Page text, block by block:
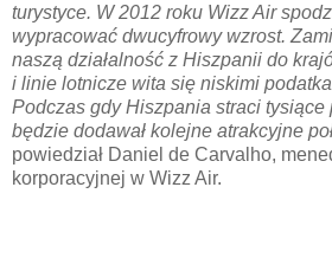
turystyce. W 2012 roku Wizz Air
wypracować dwucyfrowy wzrost.
naszą działalność z Hiszpanii do
i linie lotnicze wita się niskimi
Podczas gdy Hiszpania straci tysiące
będzie dodawał kolejne atrakcyjne
powiedział Daniel de Carvalho,
korporacyjnej w Wizz Air.